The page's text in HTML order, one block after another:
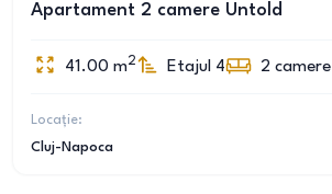
Apartament 2 camere Untold
41.00 m2 Etajul 4 2 camere
Locație:
Cluj-Napoca